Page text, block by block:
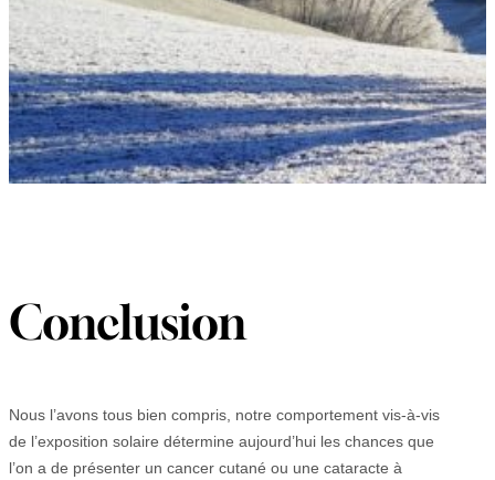
Conclusion
Nous l’avons tous bien compris, notre comportement vis-à-vis
de l’exposition solaire détermine aujourd’hui les chances que
l’on a de présenter un cancer cutané ou une cataracte à